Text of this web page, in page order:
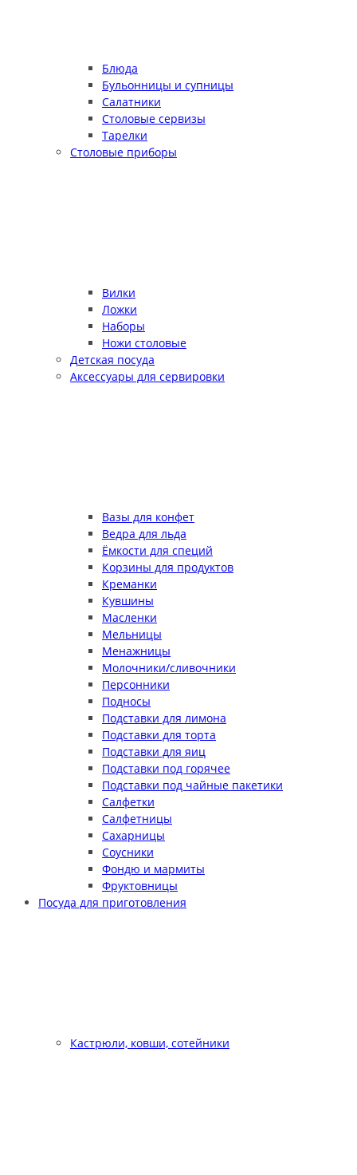
Блюда
Бульонницы и супницы
Салатники
Столовые сервизы
Тарелки
Столовые приборы
Вилки
Ложки
Наборы
Ножи столовые
Детская посуда
Аксессуары для сервировки
Вазы для конфет
Ведра для льда
Ёмкости для специй
Корзины для продуктов
Креманки
Кувшины
Масленки
Мельницы
Менажницы
Молочники/сливочники
Персонники
Подносы
Подставки для лимона
Подставки для торта
Подставки для яиц
Подставки под горячее
Подставки под чайные пакетики
Салфетки
Салфетницы
Сахарницы
Соусники
Фондю и мармиты
Фруктовницы
Посуда для приготовления
Кастрюли, ковши, сотейники